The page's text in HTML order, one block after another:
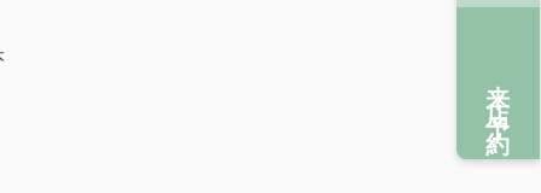
来店予約